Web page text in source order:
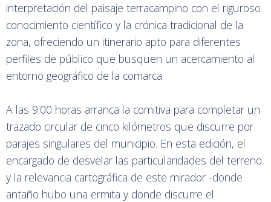
interpretación del paisaje terracampino con el riguroso
conocimiento científico y la crónica tradicional de la
zona, ofreciendo un itinerario apto para diferentes
perfiles de público que busquen un acercamiento al
entorno geográfico de la comarca.
A las 9:00 horas arranca la comitiva para completar un
trazado circular de cinco kilómetros que discurre por
parajes singulares del municipio. En esta edición, el
encargado de desvelar las particularidades del terreno
y la relevancia cartográfica de este mirador -donde
antaño hubo una ermita y donde discurre el